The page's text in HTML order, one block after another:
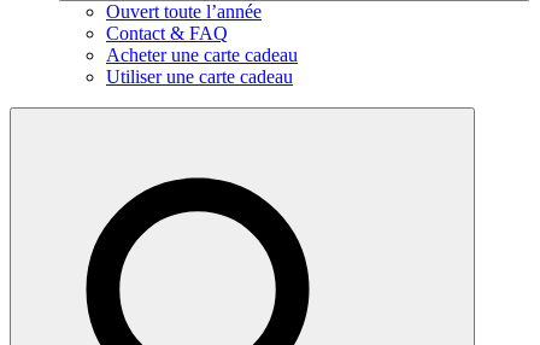
Ouvert toute l’année
Contact & FAQ
Acheter une carte cadeau
Utiliser une carte cadeau